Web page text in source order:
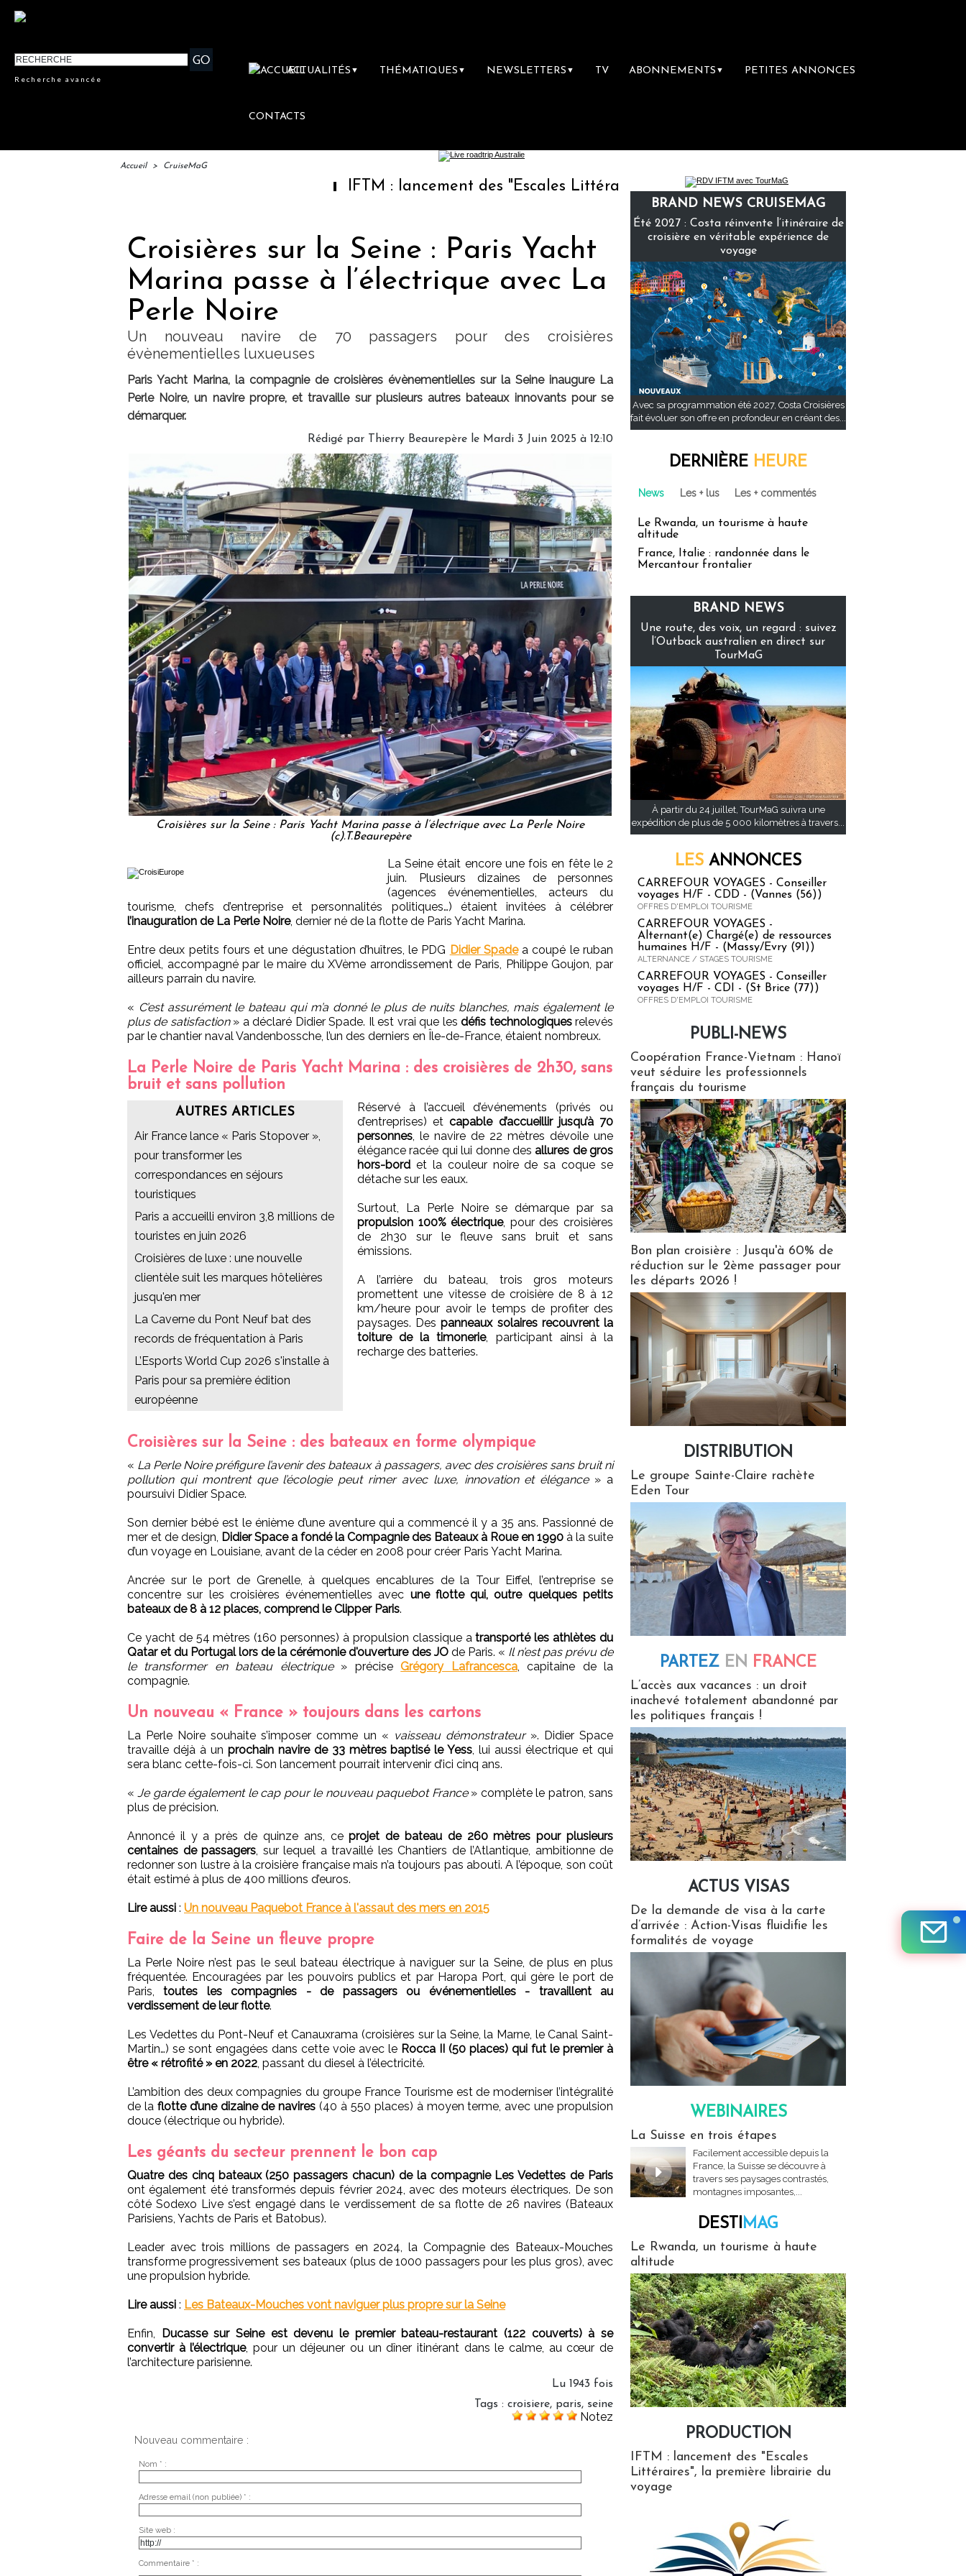
Recherche avancée
ACTUALITÉS ▼ THÉMATIQUES ▼ NEWSLETTERS ▼ TV ABONNEMENTS ▼ PETITES ANNONCES
CONTACTS
Accueil > CruiseMaG
IFTM : lancement des "Escales Littéraires", la première librairie du voyage
Croisières sur la Seine : Paris Yacht
Marina passe à l’électrique avec La
Perle Noire
Un nouveau navire de 70 passagers pour des croisières
évènementielles luxueuses
Paris Yacht Marina, la compagnie de croisières évènementielles sur la Seine inaugure La
Perle Noire, un navire propre, et travaille sur plusieurs autres bateaux innovants pour se
démarquer.
Rédigé par Thierry Beaurepère le Mardi 3 Juin 2025 à 12:10
Croisières sur la Seine : Paris Yacht Marina passe à l’électrique avec La Perle Noire
(c).T.Beaurepère
La Seine était encore une fois en fête le 2
juin. Plusieurs dizaines de personnes
(agences événementielles, acteurs du
tourisme, chefs d’entreprise et personnalités politiques…) étaient invitées à célébrer
l’inauguration de La Perle Noire, dernier né de la flotte de Paris Yacht Marina.
Entre deux petits fours et une dégustation d’huîtres, le PDG Didier Spadea coupé le ruban
officiel, accompagné par le maire du XVème arrondissement de Paris, Philippe Goujon, par
ailleurs parrain du navire.
« C’est assurément le bateau qui m’a donné le plus de nuits blanches, mais également le
plus de satisfaction» a déclaré Didier Spade. Il est vrai que lesdéfis technologiquesrelevés
par le chantier naval Vandenbossche, l’un des derniers en Île-de-France, étaient nombreux.
La Perle Noire de Paris Yacht Marina : des croisières de 2h30, sans
bruit et sans pollution
AUTRES ARTICLES
Air France lance « Paris Stopover »,
pour transformer les
correspondances en séjours
touristiques
Paris a accueilli environ 3,8 millions de
touristes en juin 2026
Croisières de luxe : une nouvelle
clientèle suit les marques hôtelières
jusqu'en mer
La Caverne du Pont Neuf bat des
records de fréquentation à Paris
L’Esports World Cup 2026 s'installe à
Paris pour sa première édition
européenne
Réservé à l’accueil d’événements (privés ou
d’entreprises) etcapable d’accueillir jusqu’à 70
personnes, le navire de 22 mètres dévoile une
élégance racée qui lui donne desallures de gros
hors-bord et la couleur noire de sa coque se
détache sur les eaux.
Surtout, La Perle Noire se démarque par sa
propulsion 100% électrique, pour des croisières
de 2h30 sur le fleuve sans bruit et sans
émissions.
A l’arrière du bateau, trois gros moteurs
promettent une vitesse de croisière de 8 à 12
km/heure pour avoir le temps de profiter des
paysages. Despanneaux solaires recouvrent la
toiture de la timonerie, participant ainsi à la
recharge des batteries.
Croisières sur la Seine : des bateaux en forme olympique
« La Perle Noire préfigure l’avenir des bateaux à passagers, avec des croisières sans bruit ni
pollution qui montrent que l’écologie peut rimer avec luxe, innovation et élégance» a
poursuivi Didier Space.
Son dernier bébé est le énième d’une aventure qui a commencé il y a 35 ans. Passionné de
mer et de design, Didier Space a fondé la Compagnie des Bateaux à Roue en 1990 à la suite
d’un voyage en Louisiane, avant de la céder en 2008 pour créer Paris Yacht Marina.
Ancrée sur le port de Grenelle, à quelques encablures de la Tour Eiffel, l’entreprise se
concentre sur les croisières événementielles avec une flotte qui, outre quelques petits
bateaux de 8 à 12 places, comprend le Clipper Paris.
Ce yacht de 54 mètres (160 personnes) à propulsion classique atransporté les athlètes du
Qatar et du Portugal lors de la cérémonie d'ouverture des JOde Paris. « Il n’est pas prévu de
le transformer en bateau électrique » préciseGrégory Lafrancesca, capitaine de la
compagnie.
Un nouveau « France » toujours dans les cartons
La Perle Noire souhaite s’imposer comme un « vaisseau démonstrateur». Didier Space
travaille déjà à un prochain navire de 33 mètres baptisé le Yess, lui aussi électrique et qui
sera blanc cette-fois-ci. Son lancement pourrait intervenir d’ici cinq ans.
«Je garde également le cap pour le nouveau paquebot France» complète le patron, sans
plus de précision.
Annoncé il y a près de quinze ans, ceprojet de bateau de 260 mètres pour plusieurs
centaines de passagers, sur lequel a travaillé les Chantiers de l’Atlantique, ambitionne de
redonner son lustre à la croisière française mais n’a toujours pas abouti. A l’époque, son coût
était estimé à plus de 400 millions d’euros.
Lire aussi : Un nouveau Paquebot France à l'assaut des mers en 2015
Faire de la Seine un fleuve propre
La Perle Noire n’est pas le seul bateau électrique à naviguer sur la Seine, de plus en plus
fréquentée. Encouragées par les pouvoirs publics et par Haropa Port, qui gère le port de
Paris,toutes les compagnies - de passagers ou événementielles - travaillent au
verdissement de leur flotte.
Les Vedettes du Pont-Neuf et Canauxrama (croisières sur la Seine, la Marne, le Canal Saint-
Martin…) se sont engagées dans cette voie avec le Rocca II (50 places) qui fut le premier à
être « rétrofité » en 2022, passant du diesel à l’électricité.
L’ambition des deux compagnies du groupe France Tourisme est de moderniser l’intégralité
de la flotte d’une dizaine de navires(40 à 550 places) à moyen terme, avec une propulsion
douce (électrique ou hybride).
Les géants du secteur prennent le bon cap
Quatre des cinq bateaux (250 passagers chacun) de la compagnie Les Vedettes de Paris
ont également été transformés depuis février 2024, avec des moteurs électriques. De son
côté Sodexo Live s’est engagé dans le verdissement de sa flotte de 26 navires (Bateaux
Parisiens, Yachts de Paris et Batobus).
Leader avec trois millions de passagers en 2024, la Compagnie des Bateaux-Mouches
transforme progressivement ses bateaux (plus de 1000 passagers pour les plus gros), avec
une propulsion hybride.
Lire aussi : Les Bateaux-Mouches vont naviguer plus propre sur la Seine
Enfin,
Ducasse sur Seine est devenu le premier bateau-restaurant (122 couverts) à se
convertir à l’électrique, pour un déjeuner ou un dîner itinérant dans le calme, au cœur de
l’architecture parisienne.
Lu 1943 fois
Tags : croisiere, paris, seine
Notez
Nouveau commentaire :
Nom * :
Adresse email (non publiée) * :
Site web :
Commentaire * :
BRAND NEWS CRUISEMAG
Été 2027 : Costa réinvente l’itinéraire de
croisière en véritable expérience de
voyage
Avec sa programmation été 2027, Costa Croisières
fait évoluer son offre en profondeur en créant des...
DERNIÈRE HEURE
News Les + lus Les + commentés
Le Rwanda, un tourisme à haute
altitude
France, Italie : randonnée dans le
Mercantour frontalier
BRAND NEWS
Une route, des voix, un regard : suivez
l’Outback australien en direct sur
TourMaG
À partir du 24 juillet, TourMaG suivra une
expédition de plus de 5 000 kilomètres à travers...
LES ANNONCES
CARREFOUR VOYAGES - Conseiller
voyages H/F - CDD - (Vannes (56))
OFFRES D'EMPLOI TOURISME
CARREFOUR VOYAGES -
Alternant(e) Chargé(e) de ressources
humaines H/F - (Massy/Evry (91))
ALTERNANCE / STAGES TOURISME
CARREFOUR VOYAGES - Conseiller
voyages H/F - CDI - (St Brice (77))
OFFRES D'EMPLOI TOURISME
PUBLI-NEWS
Coopération France-Vietnam : Hanoï
veut séduire les professionnels
français du tourisme
Bon plan croisière : Jusqu'à 60% de
réduction sur le 2ème passager pour
les départs 2026 !
DISTRIBUTION
Le groupe Sainte-Claire rachète
Eden Tour
PARTEZ EN FRANCE
L’accès aux vacances : un droit
inachevé totalement abandonné par
les politiques français !
ACTUS VISAS
De la demande de visa à la carte
d’arrivée : Action-Visas fluidifie les
formalités de voyage
WEBINAIRES
La Suisse en trois étapes
Facilement accessible depuis la
France, la Suisse se découvre à
travers ses paysages contrastés,
montagnes imposantes,...
DESTIMAG
Le Rwanda, un tourisme à haute
altitude
PRODUCTION
IFTM : lancement des "Escales
Littéraires", la première librairie du
voyage